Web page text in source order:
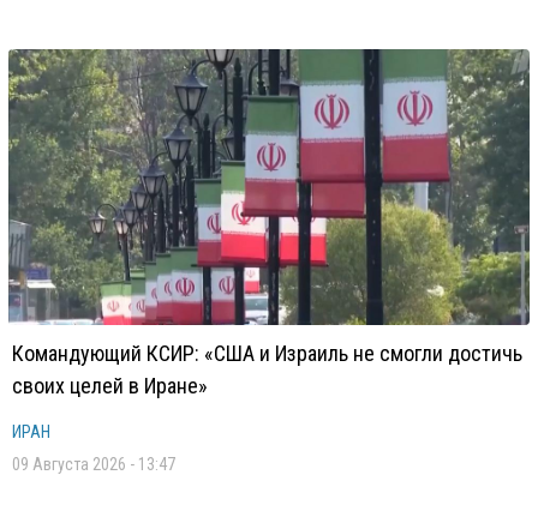
Командующий КСИР: «США и Израиль не смогли достичь
своих целей в Иране»
ИРАН
09 Августа 2026 - 13:47